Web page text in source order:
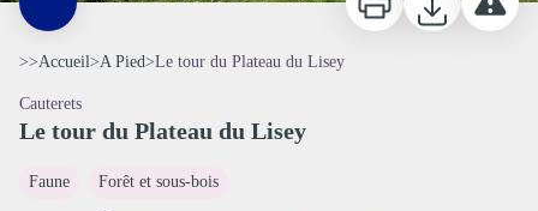
>>Accueil>A Pied>Le tour du Plateau du Lisey
Cauterets
Le tour du Plateau du Lisey
Faune Forêt et sous-bois